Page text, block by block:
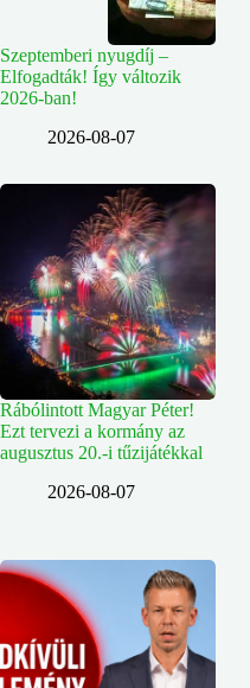
Szeptemberi nyugdíj –
Elfogadták! Így változik
2026-ban!
2026-08-07
Rábólintott Magyar Péter!
Ezt tervezi a kormány az
augusztus 20.-i tűzijátékkal
2026-08-07